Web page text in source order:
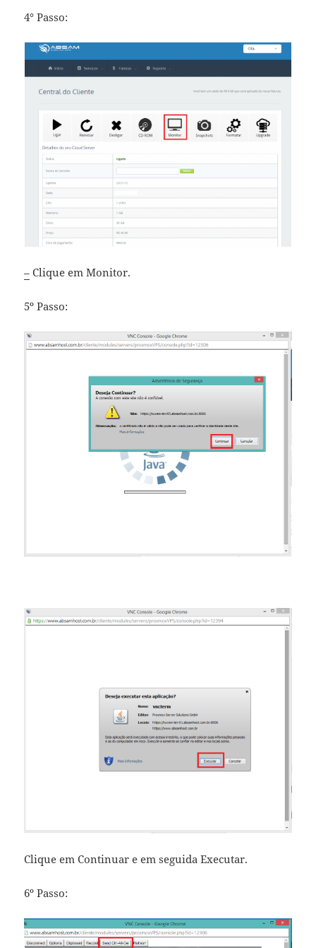
4° Passo:
– Clique em Monitor.
5º Passo:
Clique em Continuar e em seguida Executar.
6º Passo: